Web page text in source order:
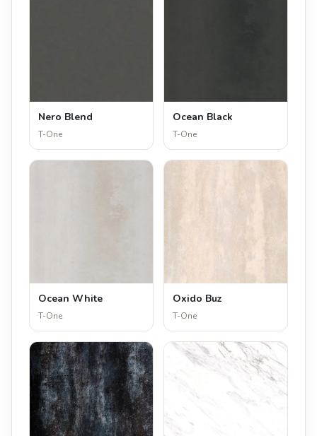
Nero Blend
T-One
Ocean Black
T-One
Ocean White
T-One
Oxido Buz
T-One